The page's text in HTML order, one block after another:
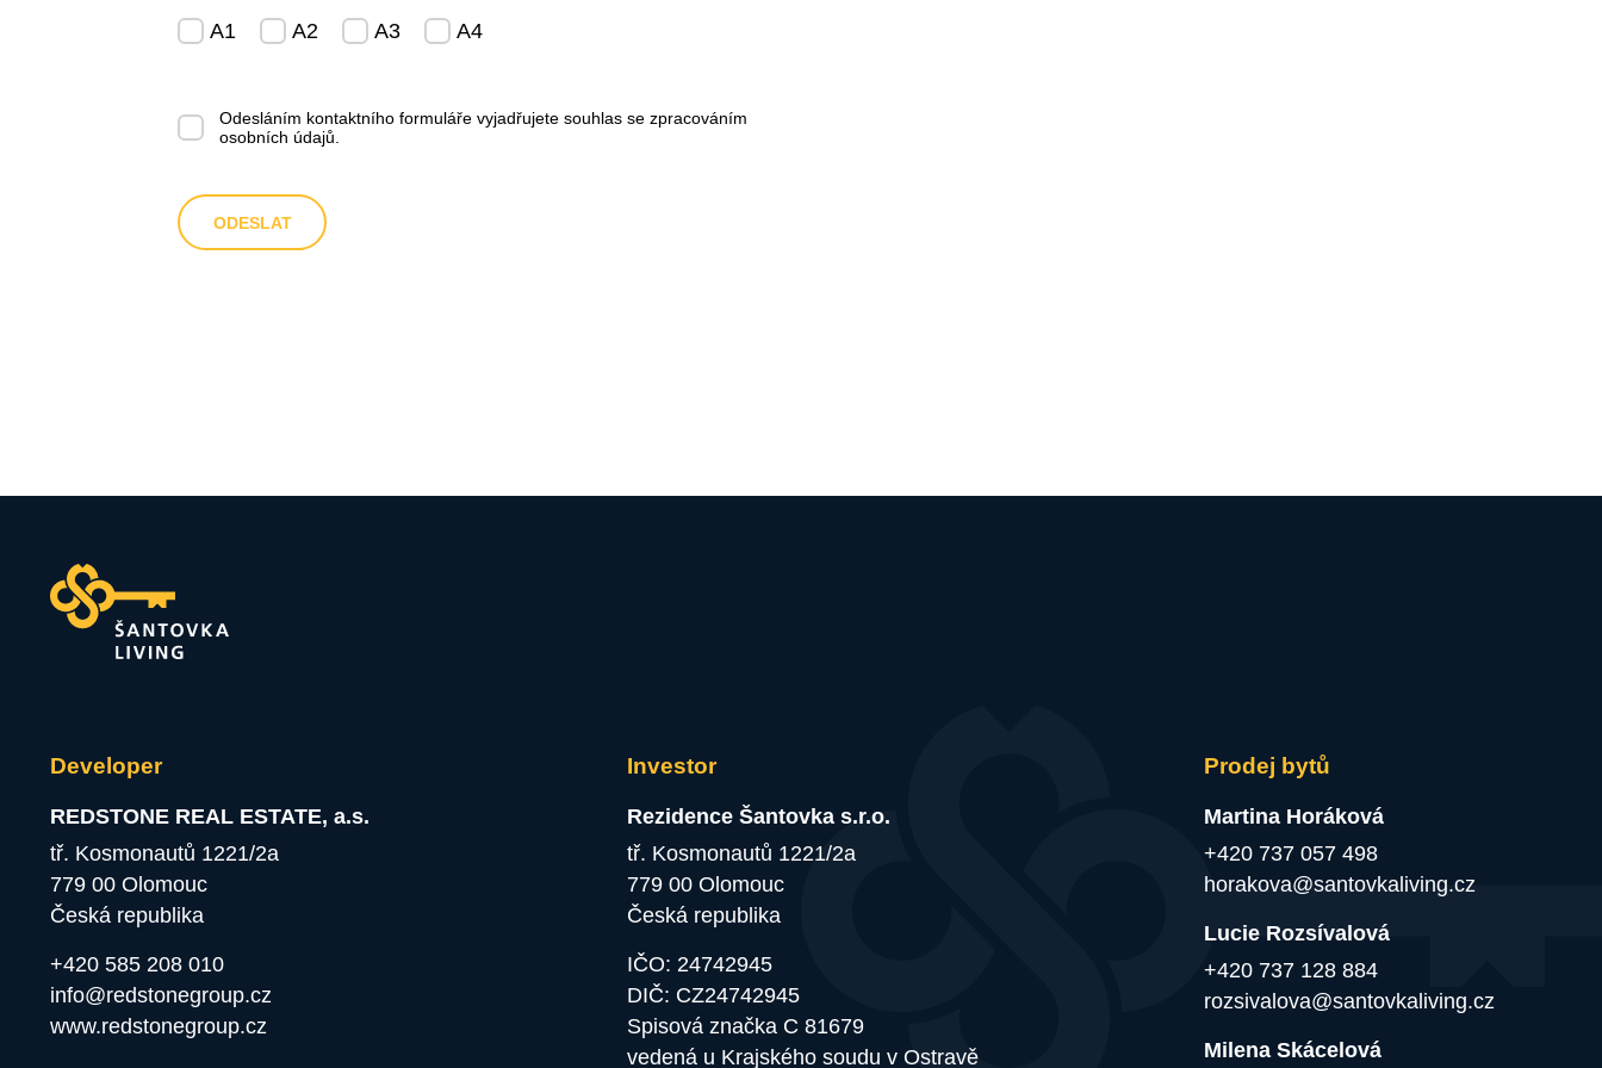
A1 A2 A3 A4
Odesláním kontaktního formuláře vyjadřujete souhlas sezpracováním
osobních údajů
Developer
REDSTONE REAL ESTATE, a.s.
tř. Kosmonautů 1221/2a
779 00 Olomouc
Česká republika
+420 585 208 010
info@redstonegroup.cz
www.redstonegroup.cz
Investor
Rezidence Šantovka s.r.o.
tř. Kosmonautů 1221/2a
779 00 Olomouc
Česká republika
IČO: 24742945
DIČ: CZ24742945
Spisová značka C 81679
vedená u Krajského soudu v Ostravě
Prodej bytů
Martina Horáková
+420 737 057 498
horakova@santovkaliving.cz
Lucie Rozsívalová
+420 737 128 884
rozsivalova@santovkaliving.cz
Milena Skácelová